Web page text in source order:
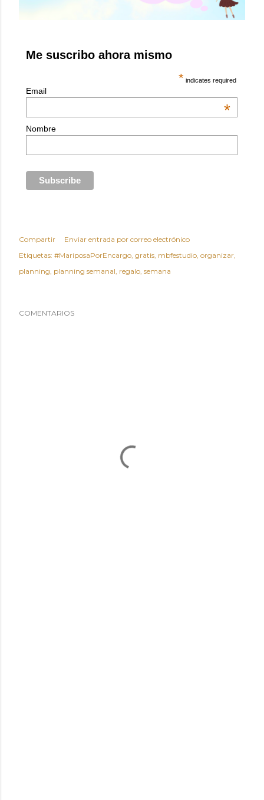
Me suscribo ahora mismo
* indicates required
Email
*
Nombre
Compartir
Enviar entrada por correo electrónico
Etiquetas: #MariposaPorEncargo gratis mbfestudio organizar
planning planning semanal regalo semana
COMENTARIOS